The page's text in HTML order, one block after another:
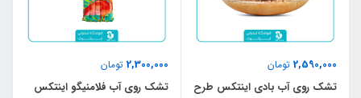
2,590,000 تومان
تشک روی آب بادی اینتکس طرح
2,300,000 تومان
تشک روی آب فلامنیگو اینتکس